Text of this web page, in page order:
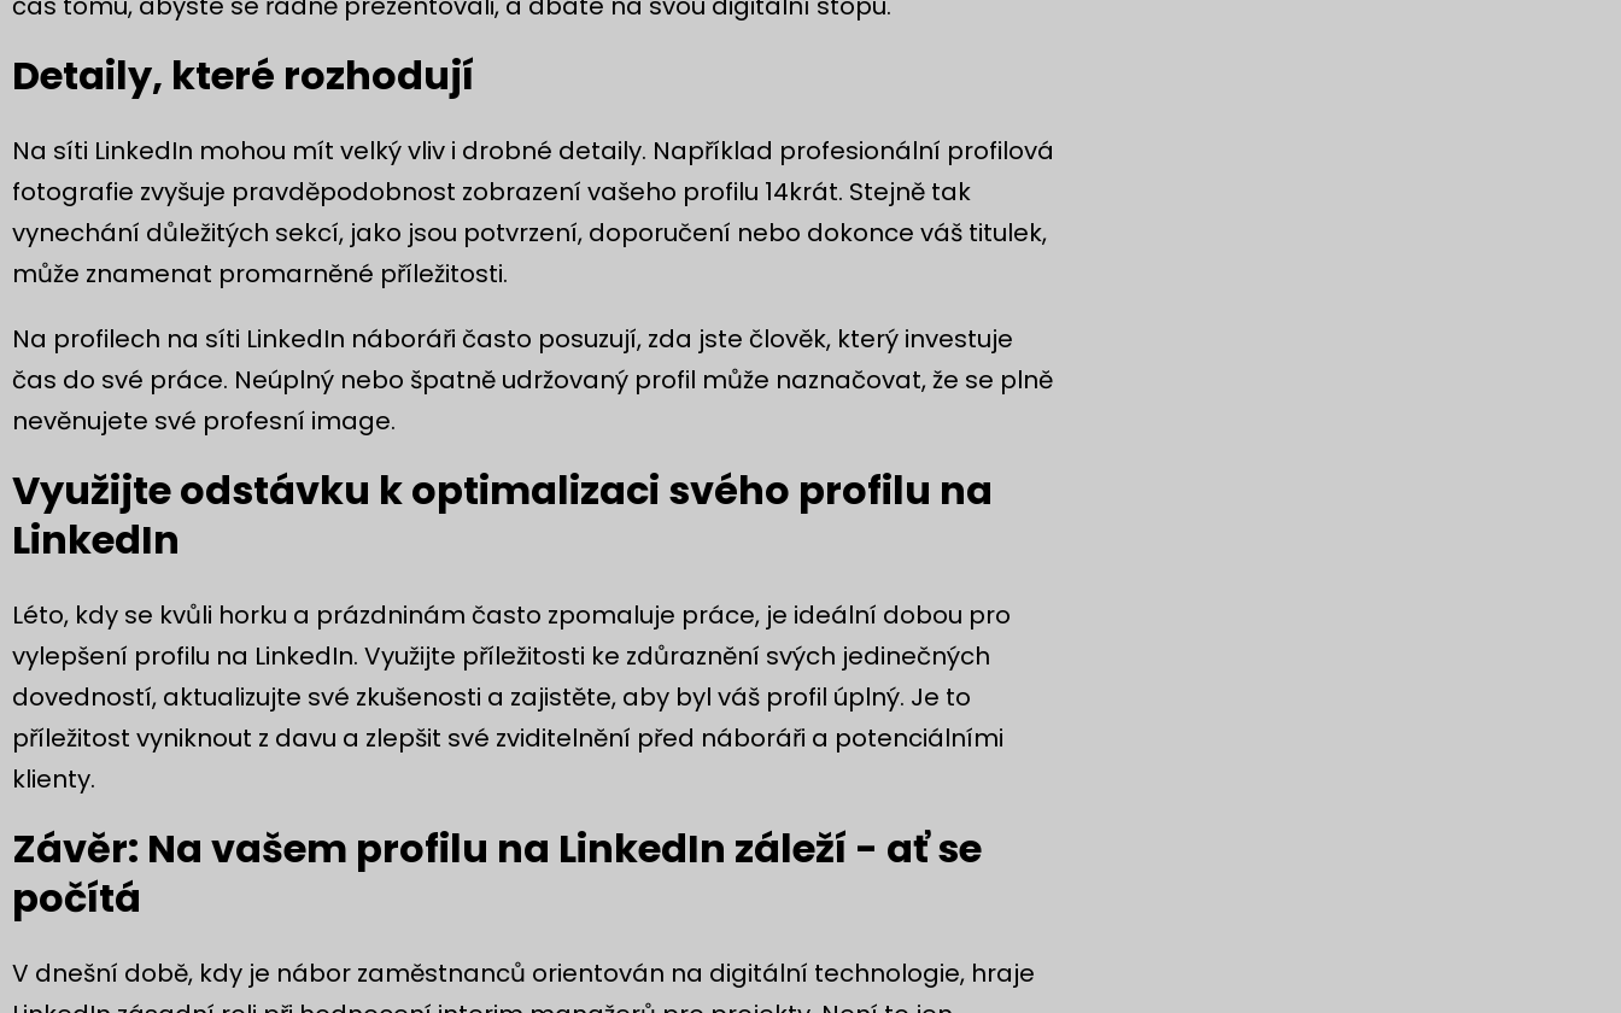
Detaily, které rozhodují
Na síti LinkedIn mohou mít velký vliv i drobné detaily. Například profesionální profilová
fotografie zvyšuje pravděpodobnost zobrazení vašeho profilu 14krát. Stejně tak
vynechání důležitých sekcí, jako jsou potvrzení, doporučení nebo dokonce váš titulek,
může znamenat promarněné příležitosti.
Na profilech na síti LinkedIn náboráři často posuzují, zda jste člověk, který investuje
čas do své práce. Neúplný nebo špatně udržovaný profil může naznačovat, že se plně
nevěnujete své profesní image.
Využijte odstávku k optimalizaci svého profilu na
LinkedIn
Léto, kdy se kvůli horku a prázdninám často zpomaluje práce, je ideální dobou pro
vylepšení profilu na LinkedIn. Využijte příležitosti ke zdůraznění svých jedinečných
dovedností, aktualizujte své zkušenosti a zajistěte, aby byl váš profil úplný. Je to
příležitost vyniknout z davu a zlepšit své zviditelnění před náboráři a potenciálními
klienty.
Závěr: Na vašem profilu na LinkedIn záleží - ať se
počítá
V dnešní době, kdy je nábor zaměstnanců orientován na digitální technologie, hraje